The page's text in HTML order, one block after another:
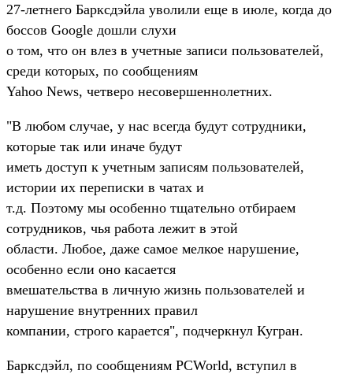
27-летнего Барксдэйла уволили еще в июле, когда до
боссов Google дошли слухи
о том, что он влез в учетные записи пользователей,
среди которых, по сообщениям
Yahoo News, четверо несовершеннолетних.
"В любом случае, у нас всегда будут сотрудники,
которые так или иначе будут
иметь доступ к учетным записям пользователей,
истории их переписки в чатах и
т.д. Поэтому мы особенно тщательно отбираем
сотрудников, чья работа лежит в этой
области. Любое, даже самое мелкое нарушение,
особенно если оно касается
вмешательства в личную жизнь пользователей и
нарушение внутренних правил
компании, строго карается", подчеркнул Кугран.
Барксдэйл, по сообщениям PCWorld, вступил в